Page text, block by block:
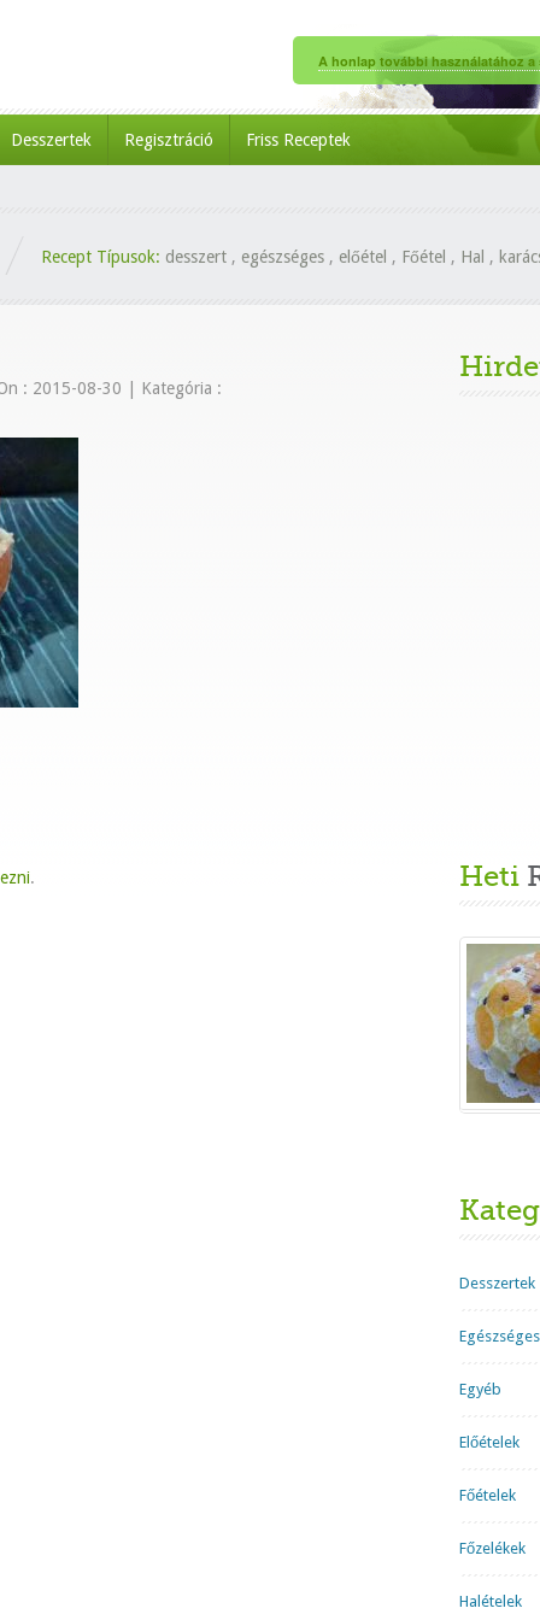
Desszertek Regisztráció Friss Receptek
Recept Típusok: desszert , egészséges , előétel , Főétel , Hal ,
: 2015-08-30 Kategória :
. Heti
Desszertek
Egészséges
Egyéb
Előételek
Főételek
Főzelékek
Halételek
A honlap további használatához